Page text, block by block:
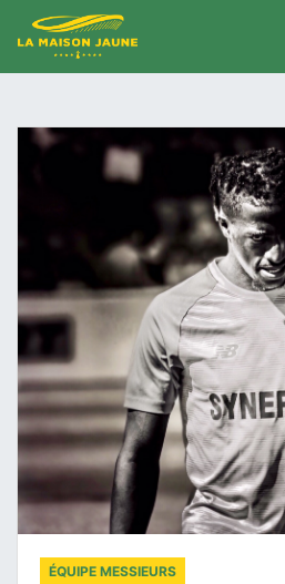
ÉQUIPE MESSIEURS